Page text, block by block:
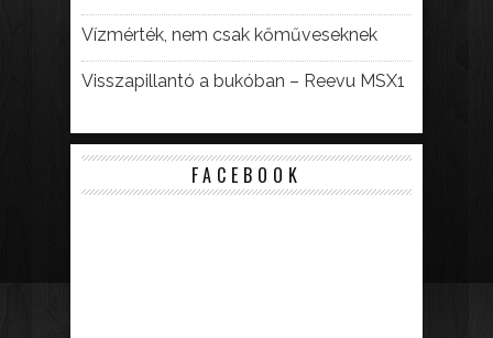
Vízmérték, nem csak kőműveseknek
Visszapillantó a bukóban – Reevu MSX1
FACEBOOK